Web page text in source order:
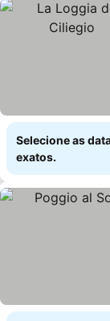
Selecione as
exatos.